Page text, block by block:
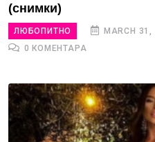
(снимки)
ЛЮБОПИТНО MARCH 31,
0 КОМЕНТАРА